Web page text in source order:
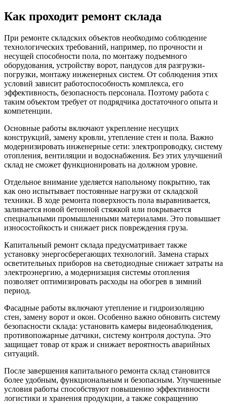
Как проходит ремонт склада
При ремонте складских объектов необходимо соблюдение
технологических требований, например, по прочности и
несущей способности пола, по монтажу подъемного
оборудования, устройству ворот, пандусов для разгрузки-
погрузки, монтажу инженерных систем. От соблюдения этих
условий зависит работоспособность комплекса, его
эффективность, безопасность персонала. Поэтому работа с
таким объектом требует от подрядчика достаточного опыта и
компетенции.
Основные работы включают укрепление несущих
конструкций, замену кровли, утепление стен и пола. Важно
модернизировать инженерные сети: электропроводку, систему
отопления, вентиляции и водоснабжения. Без этих улучшений
склад не сможет функционировать на должном уровне.
Отдельное внимание уделяется напольному покрытию, так
как оно испытывает постоянные нагрузки от складской
техники. В ходе ремонта поверхность пола выравнивается,
заливается новой бетонной стяжкой или покрывается
специальными промышленными материалами. Это повышает
износостойкость и снижает риск повреждения груза.
Капитальный ремонт склада предусматривает также
установку энергосберегающих технологий. Замена старых
осветительных приборов на светодиодные снижает затраты на
электроэнергию, а модернизация системы отопления
позволяет оптимизировать расходы на обогрев в зимний
период.
Фасадные работы включают утепление и гидроизоляцию
стен, замену ворот и окон. Особенно важно обновить систему
безопасности склада: установить камеры видеонаблюдения,
противопожарные датчики, систему контроля доступа. Это
защищает товар от краж и снижает вероятность аварийных
ситуаций.
После завершения капитального ремонта склад становится
более удобным, функциональным и безопасным. Улучшенные
условия работы способствуют повышению эффективности
логистики и хранения продукции, а также сокращению